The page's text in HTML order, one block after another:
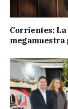
Corrientes: La